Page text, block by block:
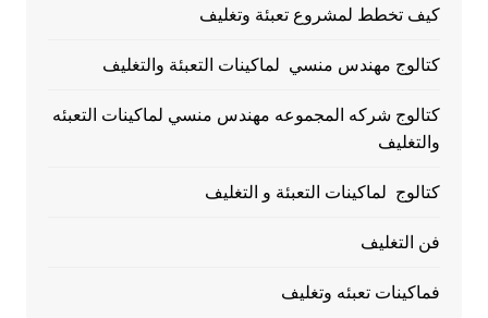
كيف تخطط لمشروع تعبئة وتغليف
كتالوج مهندس منسي لماكينات التعبئة والتغليف
كتالوج شركه المجموعه مهندس منسي لماكينات التعبئه
والتغليف
كتالوج لماكينات التعبئة و التغليف
فن التغليف
فماكينات تعبئه وتغليف